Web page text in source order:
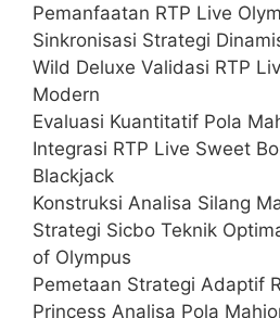
Pemanfaatan RTP Live
Sinkronisasi Strategi
Wild Deluxe Validasi RTP
Modern
Evaluasi Kuantitatif Pola
Integrasi RTP Live Sweet
Blackjack
Konstruksi Analisa Silang
Strategi Sicbo Teknik
of Olympus
Pemetaan Strategi Adaptif
Princess Analisa Pola